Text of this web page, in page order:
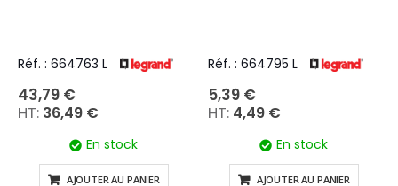
Réf. : 664763 L
43,79 €
36,49 €
En stock
AJOUTER AU PANIER
Réf. : 664795 L
5,39 €
4,49 €
En stock
AJOUTER AU PANIER